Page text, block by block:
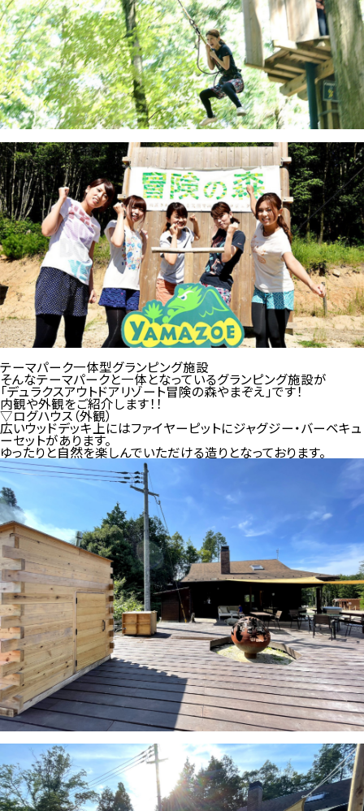
テーマパーク一体型グランピング施設
そんなテーマパークと一体となっているグランピング施設が
「デュラクスアウトドアリゾート冒険の森やまぞえ」です！
内観や外観をご紹介します！！
▽ログハウス（外観）
広いウッドデッキ上にはファイヤーピットにジャグジー・バーベキュ
ーセットがあります。
ゆったりと自然を楽しんでいただける造りとなっております。